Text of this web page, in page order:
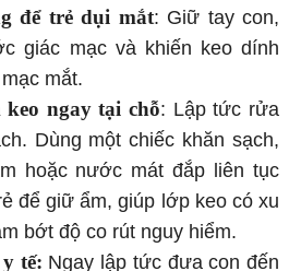
để trẻ dụi mắt: Giữ tay con,
giác mạc và khiến keo dính
mắt.
ngay tại chỗ: Lập tức rửa
Dùng một chiếc khăn sạch,
hoặc nước mát đắp liên tục
để giữ ẩm, giúp lớp keo có xu
bớt độ co rút nguy hiểm.
tế: Ngay lập tức đưa con đến